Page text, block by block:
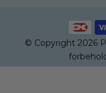
© Copyright 2026